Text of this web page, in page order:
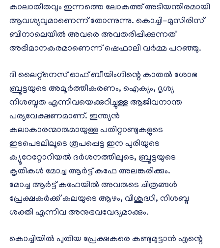
കാലാതീതവും ഇന്നത്തെ ലോകത്ത് അടിയന്തിരമായി
ആവശ്യവുമാണെന്ന് തോന്നുന്നു. കൊച്ചി-മുസിരിസ്
ബിനാലെയില്‍ അവരെ അവതരിപ്പിക്കുന്നത്
അഭിമാനകരമാണെന്ന് ഷെഫാലി വര്‍മ്മ പറഞ്ഞു.
ദി ലൈറ്റ്നെസ് ഓഫ് ബീയിംഗിന്റെ കാതല്‍ ശോഭ
ബ്രൂട്ടയുടെ അമൂര്‍ത്തീകരണം, ഐക്യം, ദൃശ്യ
നിശബ്ദത എന്നിവയെക്കുറിച്ചുള്ള ആജീവനാന്ത
പര്യവേക്ഷണമാണ്. ഇന്ത്യന്‍
കലാകാരന്മാരുമായുള്ള പതിറ്റാണ്ടുകളുടെ
ഇടപെടലിലൂടെ രൂപപ്പെട്ട ഇന പുരിയുടെ
ക്യൂറേറ്റോറിയല്‍ ദര്‍ശനത്തിലൂടെ, ബ്രൂട്ടയുടെ
കൃതികള്‍ മോച്ച ആര്‍ട്ട് കഫേ അലങ്കരിക്കും.
മോച്ച ആര്‍ട്ട് കഫേയില്‍ അവരുടെ ചിത്രങ്ങള്‍
പ്രേക്ഷകര്‍ക്ക് കലയുടെ ആഴം, വിശുദ്ധി, നിശബ്ദ
ശക്തി എന്നിവ അനുഭവവേദ്യമാക്കും.
കൊച്ചിയില്‍ പുതിയ പ്രേക്ഷകരെ കണ്ടുമുട്ടാന്‍ എന്റെ